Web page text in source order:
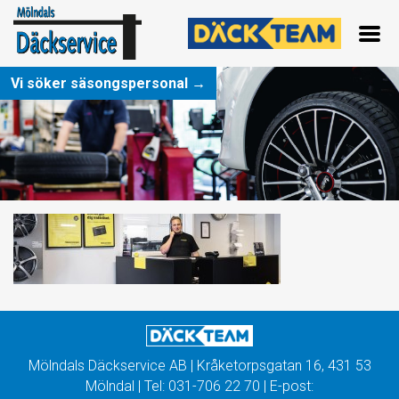
Vi söker säsongspersonal →
Mölndals Däckservice AB | Kråketorpsgatan 16, 431 53
Mölndal | Tel: 031-706 22 70 | E-post: